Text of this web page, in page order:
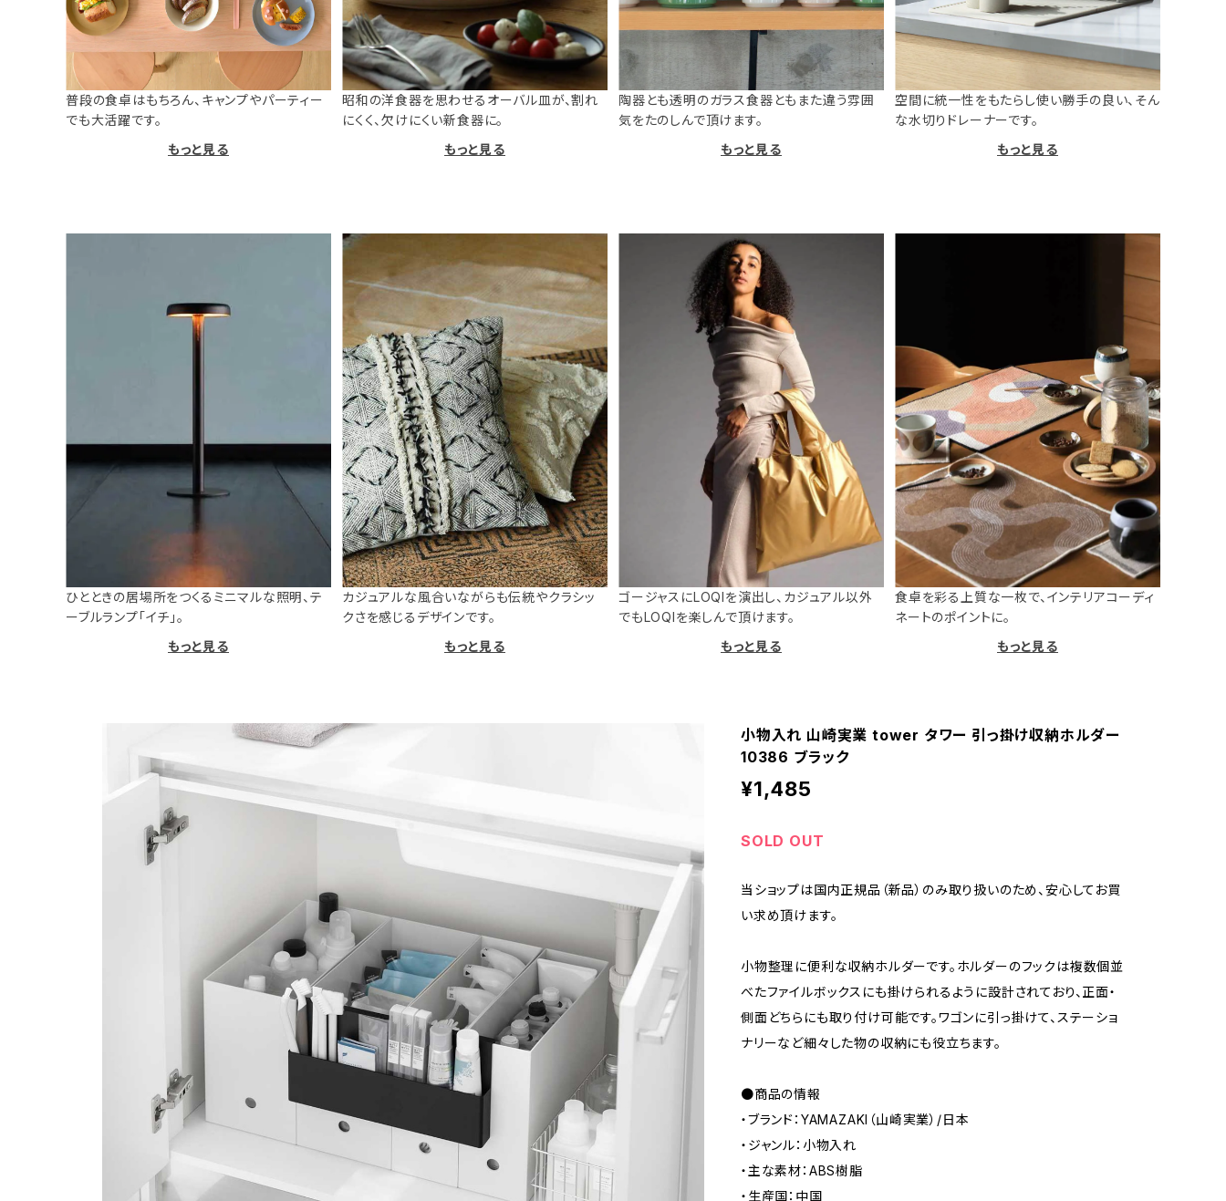
普段の食卓はもちろん、キャンプやパーティー
でも大活躍です。
もっと見る
昭和の洋食器を思わせるオーバル皿が、割れ
にくく、欠けにくい新食器に。
もっと見る
陶器とも透明のガラス食器ともまた違う雰囲
気をたのしんで頂けます。
もっと見る
空間に統一性をもたらし使い勝手の良い、そん
な水切りドレーナーです。
もっと見る
ひとときの居場所をつくるミニマルな照明、テ
ーブルランプ「イチ」。
もっと見る
カジュアルな風合いながらも伝統やクラシッ
クさを感じるデザインです。
もっと見る
ゴージャスにLOQIを演出し、カジュアル以外
でもLOQIを楽しんで頂けます。
もっと見る
食卓を彩る上質な一枚で、インテリアコーディ
ネートのポイントに。
もっと見る
小物入れ 山崎実業 tower タワー 引っ掛け収納ホルダー
10386 ブラック
¥1,485
SOLD OUT
当ショップは国内正規品（新品）のみ取り扱いのため、安心してお買
い求め頂けます。
小物整理に便利な収納ホルダーです。ホルダーのフックは複数個並
べたファイルボックスにも掛けられるように設計されており、正面・
側面どちらにも取り付け可能です。ワゴンに引っ掛けて、ステーショ
ナリーなど細々した物の収納にも役立ちます。
●商品の情報
・ブランド：YAMAZAKI（山崎実業）/日本
・ジャンル：小物入れ
・主な素材：ABS樹脂
・生産国：中国